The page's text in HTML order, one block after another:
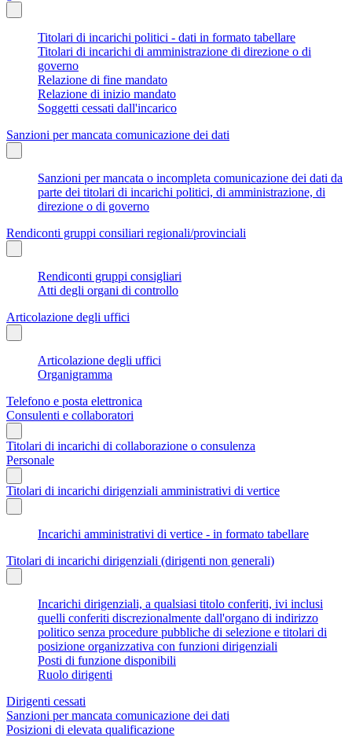
Titolari di incarichi politici - dati in formato tabellare
Titolari di incarichi di amministrazione di direzione o di
governo
Relazione di fine mandato
Relazione di inizio mandato
Soggetti cessati dall'incarico
Sanzioni per mancata comunicazione dei dati
Sanzioni per mancata o incompleta comunicazione dei dati da
parte dei titolari di incarichi politici, di amministrazione, di
direzione o di governo
Rendiconti gruppi consiliari regionali/provinciali
Rendiconti gruppi consigliari
Atti degli organi di controllo
Articolazione degli uffici
Articolazione degli uffici
Organigramma
Telefono e posta elettronica
Consulenti e collaboratori
Titolari di incarichi di collaborazione o consulenza
Personale
Titolari di incarichi dirigenziali amministrativi di vertice
Incarichi amministrativi di vertice - in formato tabellare
Titolari di incarichi dirigenziali (dirigenti non generali)
Incarichi dirigenziali, a qualsiasi titolo conferiti, ivi inclusi
quelli conferiti discrezionalmente dall'organo di indirizzo
politico senza procedure pubbliche di selezione e titolari di
posizione organizzativa con funzioni dirigenziali
Posti di funzione disponibili
Ruolo dirigenti
Dirigenti cessati
Sanzioni per mancata comunicazione dei dati
Posizioni di elevata qualificazione